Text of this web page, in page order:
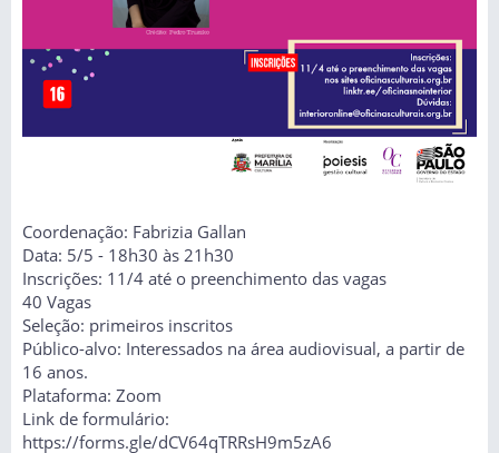
Coordenação: Fabrizia Gallan
Data: 5/5 - 18h30 às 21h30
Inscrições: 11/4 até o preenchimento das vagas
40 Vagas
Seleção: primeiros inscritos
Público-alvo: Interessados na área audiovisual, a partir de
16 anos.
Plataforma: Zoom
Link de formulário:
https://forms.gle/dCV64qTRRsH9m5zA6